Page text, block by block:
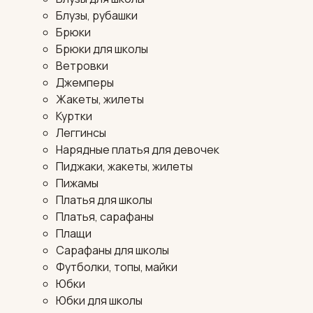
Блузы, рубашки
Брюки
Брюки для школы
Ветровки
Джемперы
Жакеты, жилеты
Куртки
Леггинсы
Нарядные платья для девочек
Пиджаки, жакеты, жилеты
Пижамы
Платья для школы
Платья, сарафаны
Плащи
Сарафаны для школы
Футболки, топы, майки
Юбки
Юбки для школы